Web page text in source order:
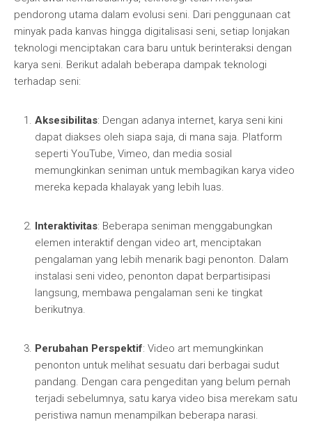
pendorong utama dalam evolusi seni. Dari penggunaan cat
minyak pada kanvas hingga digitalisasi seni, setiap lonjakan
teknologi menciptakan cara baru untuk berinteraksi dengan
karya seni. Berikut adalah beberapa dampak teknologi
terhadap seni:
Aksesibilitas: Dengan adanya internet, karya seni kini
dapat diakses oleh siapa saja, di mana saja. Platform
seperti YouTube, Vimeo, dan media sosial
memungkinkan seniman untuk membagikan karya video
mereka kepada khalayak yang lebih luas.
Interaktivitas: Beberapa seniman menggabungkan
elemen interaktif dengan video art, menciptakan
pengalaman yang lebih menarik bagi penonton. Dalam
instalasi seni video, penonton dapat berpartisipasi
langsung, membawa pengalaman seni ke tingkat
berikutnya.
Perubahan Perspektif: Video art memungkinkan
penonton untuk melihat sesuatu dari berbagai sudut
pandang. Dengan cara pengeditan yang belum pernah
terjadi sebelumnya, satu karya video bisa merekam satu
peristiwa namun menampilkan beberapa narasi.